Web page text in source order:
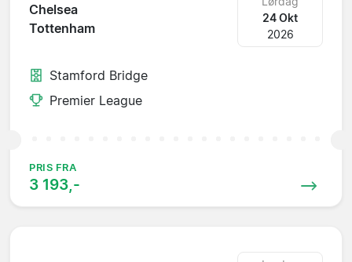
Chelsea
Tottenham
24 Okt
2026
Stamford Bridge
Premier League
PRIS FRA
3 193,-